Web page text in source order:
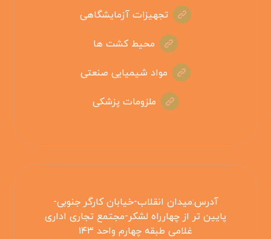
تجهیزات آزمایشگاهی
محیط کشت ها
مواد شیمیایی صنعتی
ملزومات پزشکی
آدرس:میدان انقلاب-خیابان کارگر جنوبی-
پایین تر از چهارراه لشکر-مجتمع تجاری اداری
غلامی طبقه چهارم واحد ۱۴۳